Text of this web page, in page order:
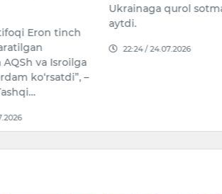
sotmasligini
Isroil samolyotlari 11-
shanba kuni Livan
hududlarga zarba